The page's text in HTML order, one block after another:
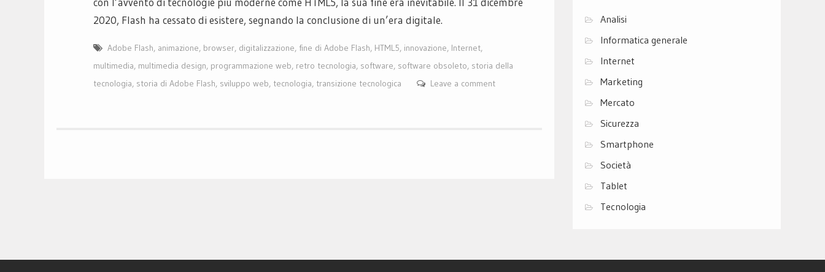
2020, Flash ha cessato di esistere, segnando la conclusione di un’era digitale.
Adobe Flash, animazione, browser, digitalizzazione, fine di Adobe Flash, HTML5, innovazione, Internet,
multimedia, multimedia design, programmazione web, retro tecnologia, software, software obsoleto, storia della
tecnologia, storia di Adobe Flash, sviluppo web, tecnologia, transizione tecnologica Leave a comment
Analisi
Informatica generale
Internet
Marketing
Mercato
Sicurezza
Smartphone
Società
Tablet
Tecnologia